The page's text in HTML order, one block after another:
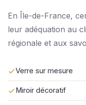
En Île-de-France,
leur adéquation au
régionale et aux
Verre sur mesure
Miroir décoratif